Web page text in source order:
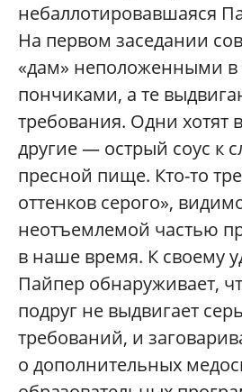
небаллотировавшаяся
На первом заседании
«дам» неположенными в
пончиками, а те
требования. Одни хотят
другие — острый соус к
пресной пище. Кто-то
оттенков серого»,
неотъемлемой частью
в наше время. К своему
Пайпер обнаруживает,
подруг не выдвигает
требований, и
о дополнительных